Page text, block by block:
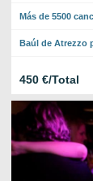
Más de 5500
Baúl de Atrezzo
450 €/Total